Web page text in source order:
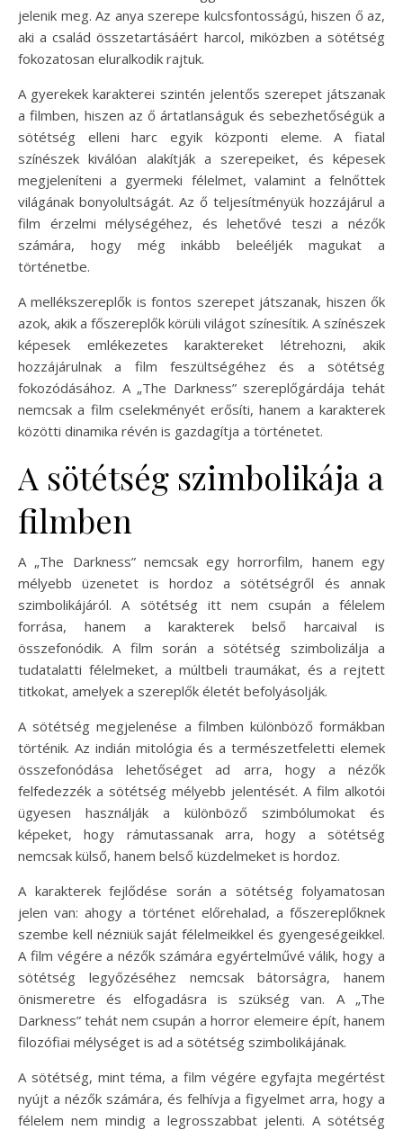
jelenik meg. Az anya szerepe kulcsfontosságú, hiszen ő az,
aki a család összetartásáért harcol, miközben a sötétség
fokozatosan eluralkodik rajtuk.
A gyerekek karakterei szintén jelentős szerepet játszanak
a filmben, hiszen az ő ártatlanságuk és sebezhetőségük a
sötétség elleni harc egyik központi eleme. A fiatal
színészek kiválóan alakítják a szerepeiket, és képesek
megjeleníteni a gyermeki félelmet, valamint a felnőttek
világának bonyolultságát. Az ő teljesítményük hozzájárul a
film érzelmi mélységéhez, és lehetővé teszi a nézők
számára, hogy még inkább beleéljék magukat a
történetbe.
A mellékszereplők is fontos szerepet játszanak, hiszen ők
azok, akik a főszereplők körüli világot színesítik. A színészek
képesek emlékezetes karaktereket létrehozni, akik
hozzájárulnak a film feszültségéhez és a sötétség
fokozódásához. A „The Darkness” szereplőgárdája tehát
nemcsak a film cselekményét erősíti, hanem a karakterek
közötti dinamika révén is gazdagítja a történetet.
A sötétség szimbolikája a
filmben
A „The Darkness” nemcsak egy horrorfilm, hanem egy
mélyebb üzenetet is hordoz a sötétségről és annak
szimbolikájáról. A sötétség itt nem csupán a félelem
forrása, hanem a karakterek belső harcaival is
összefonódik. A film során a sötétség szimbolizálja a
tudatalatti félelmeket, a múltbeli traumákat, és a rejtett
titkokat, amelyek a szereplők életét befolyásolják.
A sötétség megjelenése a filmben különböző formákban
történik. Az indián mitológia és a természetfeletti elemek
összefonódása lehetőséget ad arra, hogy a nézők
felfedezzék a sötétség mélyebb jelentését. A film alkotói
ügyesen használják a különböző szimbólumokat és
képeket, hogy rámutassanak arra, hogy a sötétség
nemcsak külső, hanem belső küzdelmeket is hordoz.
A karakterek fejlődése során a sötétség folyamatosan
jelen van: ahogy a történet előrehalad, a főszereplőknek
szembe kell nézniük saját félelmeikkel és gyengeségeikkel.
A film végére a nézők számára egyértelművé válik, hogy a
sötétség legyőzéséhez nemcsak bátorságra, hanem
önismeretre és elfogadásra is szükség van. A „The
Darkness” tehát nem csupán a horror elemeire épít, hanem
filozófiai mélységet is ad a sötétség szimbolikájának.
A sötétség, mint téma, a film végére egyfajta megértést
nyújt a nézők számára, és felhívja a figyelmet arra, hogy a
félelem nem mindig a legrosszabbat jelenti. A sötétség